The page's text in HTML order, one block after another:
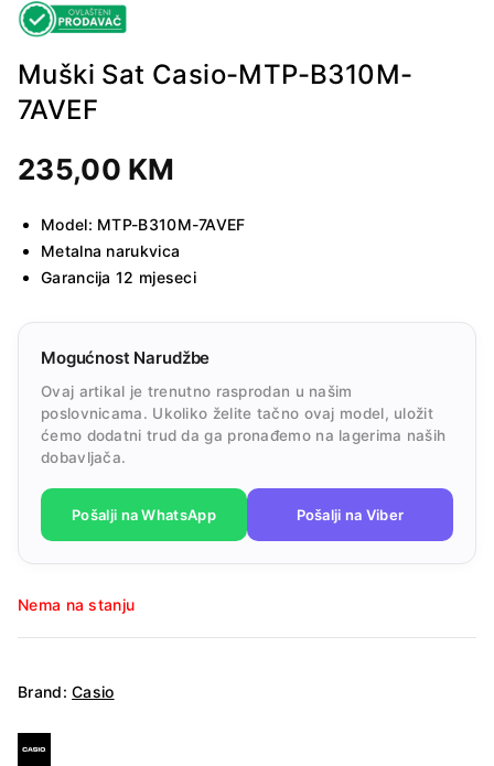
Muški Sat Casio-MTP-B310M-
7AVEF
235,00 KM
Model: MTP-B310M-7AVEF
Metalna narukvica
Garancija 12 mjeseci
Mogućnost Narudžbe
Ovaj artikal je trenutno rasprodan u našim
poslovnicama. Ukoliko želite tačno ovaj model, uložit
ćemo dodatni trud da ga pronađemo na lagerima naših
dobavljača.
Pošalji na WhatsApp Pošalji na Viber
Nema na stanju
Brand:Casio